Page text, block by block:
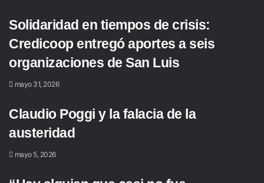
Solidaridad en tiempos de crisis:
Credicoop entregó aportes a seis
organizaciones de San Luis
mayo 31, 2026
Claudio Poggi y la falacia de la
austeridad
mayo 5, 2026